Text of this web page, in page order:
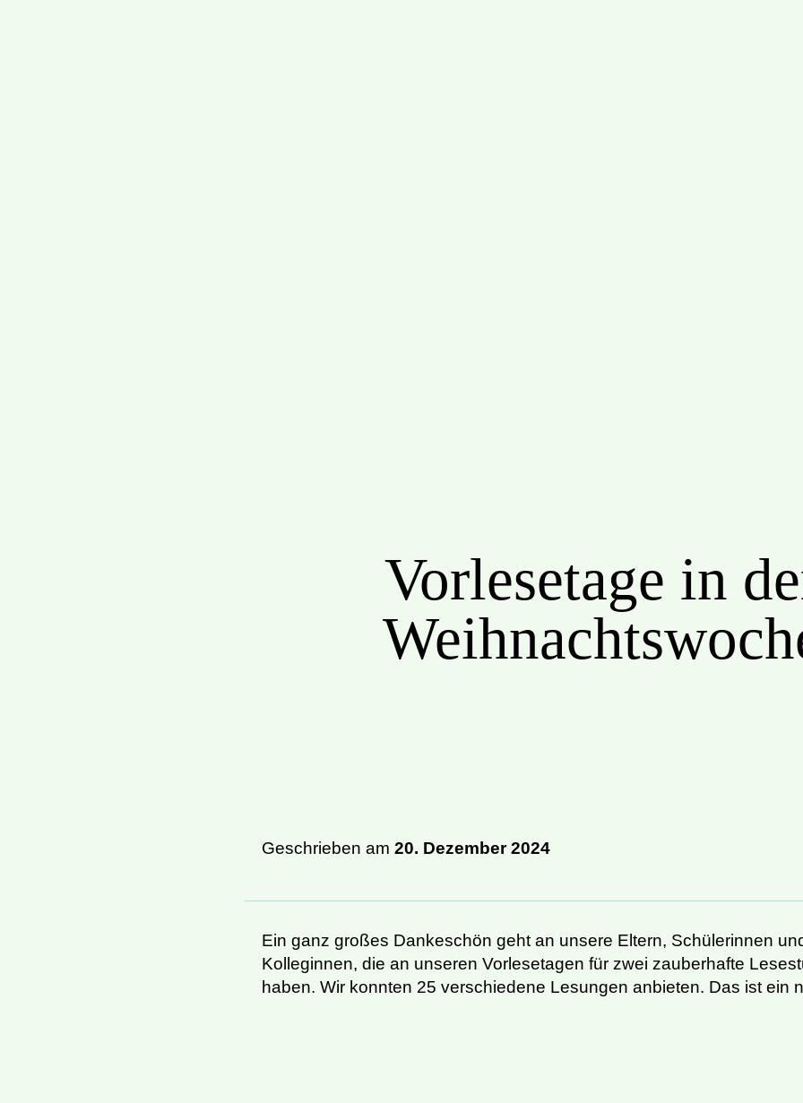
Vorlesetage in
Geschrieben am 20. Dezember 2024
Ein ganz großes Dankeschön geht an unsere Eltern, Schülerinnen
Kolleginnen, die an unseren Vorlesetagen für zwei zauberhafte
haben. Wir konnten 25 verschiedene Lesungen anbieten. Das ist ein